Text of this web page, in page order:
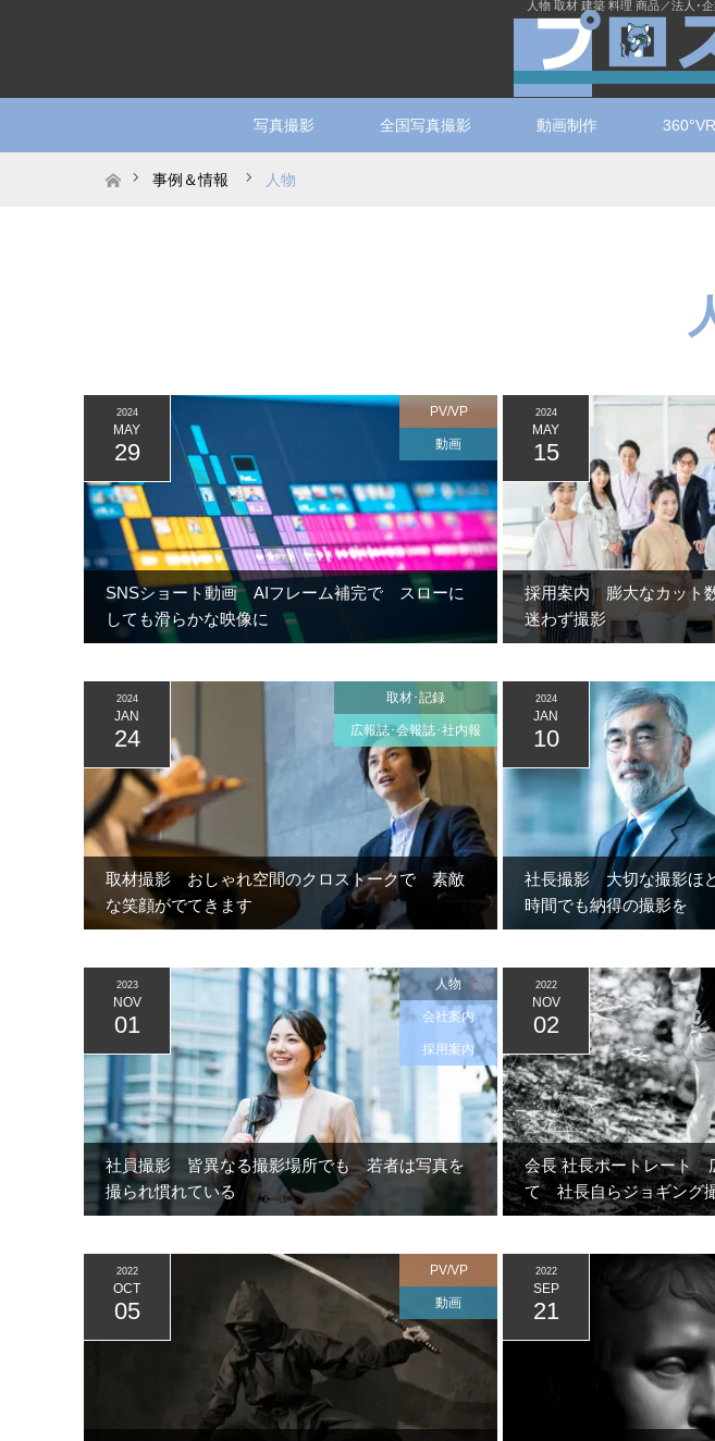
人物 取材 建築 料理 商品／法人･
写真撮影 全国写真撮影 動画制作
ホーム事例＆情報 人物
SNSショート動画 AIフレーム補完で スローに
しても滑らかな映像に
2024
MAY
29
PV/VP
動画
採用案内 膨大なカット
迷わず撮影
2024
MAY
15
取材撮影 おしゃれ空間のクロストークで 素敵
な笑顔がでてきます
2024
JAN
24
取材･記録
広報誌･会報誌･社内報
社長撮影 大切な撮影ほ
時間でも納得の撮影を
2024
JAN
10
社員撮影 皆異なる撮影場所でも 若者は写真を
撮られ慣れている
2023
NOV
01
人物
会社案内
採用案内
会長 社長ポートレート
て 社長自らジョギング
2022
NOV
02
2022
OCT
05
PV/VP
動画
2022
SEP
21